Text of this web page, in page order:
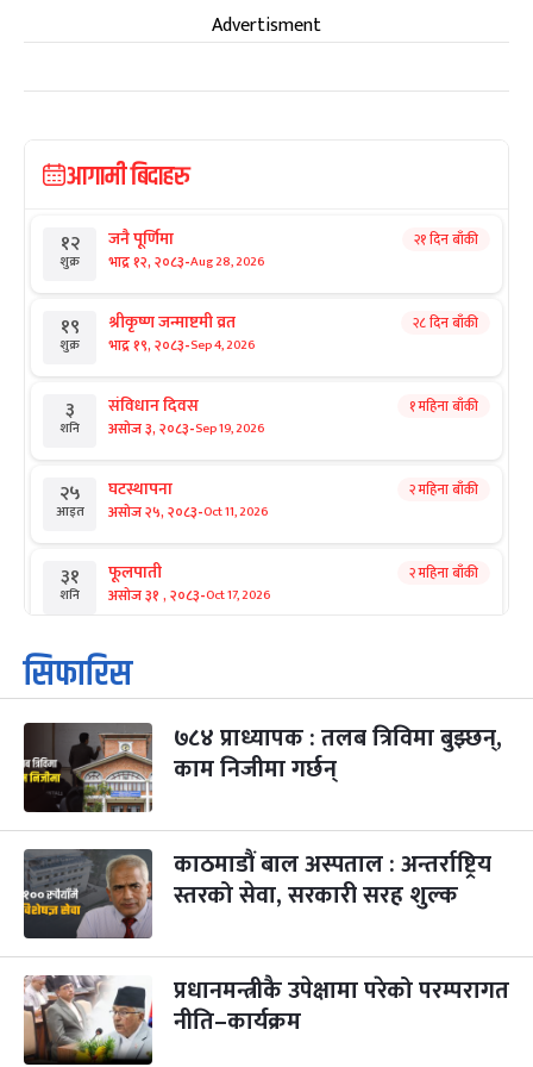
Advertisment
आगामी बिदाहरु
१२
शुक्र
जनै पूर्णिमा
भाद्र १२, २०८३-Aug 28, 2026
२१ दिन बाँकी
१९
शुक्र
श्रीकृष्ण जन्माष्टमी व्रत
भाद्र १९, २०८३-Sep 4, 2026
२८ दिन बाँकी
३
शनि
संविधान दिवस
असोज ३, २०८३-Sep 19, 2026
१ महिना बाँकी
२५
आइत
घटस्थापना
असोज २५, २०८३-Oct 11, 2026
२ महिना बाँकी
३१
शनि
फूलपाती
असोज ३१ , २०८३-Oct 17, 2026
२ महिना बाँकी
१
आइत
कार्तिक सङ्क्रान्ति
कार्तिक १, २०८३
३
मंगल
महानवमी
कार्तिक ३, २०८३-Oct 20, 2026
२ महिना बाँकी
४
बुध कार्तिक ४, २०८३ Oct 21, 2026
५
बिहि
पापा‌ङ्कुशा एकादशी व्रत
कार्तिक ५, २०८३
२ महिना बाँकी
२२
आइत
कुकुर तिहार
कार्तिक २२, २०८३-Nov 8, 2026
३ महिना बाँकी
सिफारिस
७८४ प्राध्यापक : तलब त्रिविमा बुझ्छन्,
काम निजीमा गर्छन्
काठमाडौं बाल अस्पताल : अन्तर्राष्ट्रिय
स्तरको सेवा, सरकारी सरह शुल्क
प्रधानमन्त्रीकै उपेक्षामा परेको परम्परागत
नीति–कार्यक्रम